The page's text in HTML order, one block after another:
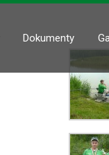
Dokumenty